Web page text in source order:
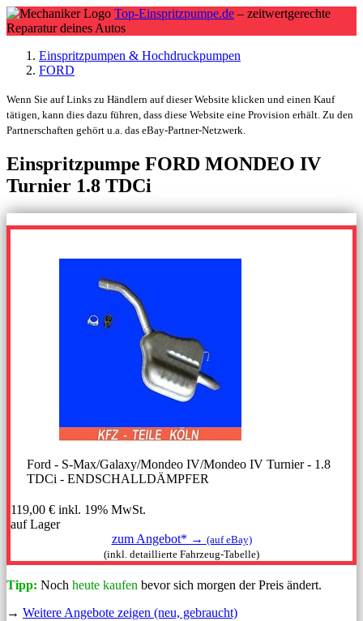
Top-Einspritzpumpe.de – zeitwertgerechte
Reparatur deines Autos
Einspritzpumpen & Hochdruckpumpen
FORD
Wenn Sie auf Links zu Händlern auf dieser Website klicken und einen Kauf
tätigen, kann dies dazu führen, dass diese Website eine Provision erhält. Zu den
Partnerschaften gehört u.a. das eBay-Partner-Netzwerk.
Einspritzpumpe FORD MONDEO IV
Turnier 1.8 TDCi
Ford - S-Max/Galaxy/Mondeo IV/Mondeo IV Turnier - 1.8
TDCi - ENDSCHALLDÄMPFER
119,00 € inkl. 19% MwSt.
auf Lager
zum Angebot* → (auf eBay)
(inkl. detaillierte Fahrzeug-Tabelle)
Tipp: Noch heute kaufen bevor sich morgen der Preis ändert.
→ Weitere Angebote zeigen (neu, gebraucht)